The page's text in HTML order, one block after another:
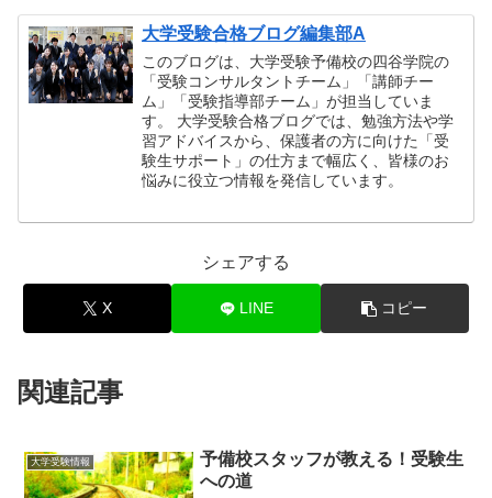
大学受験合格ブログ編集部A
このブログは、大学受験予備校の四谷学院の
「受験コンサルタントチーム」「講師チー
ム」「受験指導部チーム」が担当していま
す。 大学受験合格ブログでは、勉強方法や学
習アドバイスから、保護者の方に向けた「受
験生サポート」の仕方まで幅広く、皆様のお
悩みに役立つ情報を発信しています。
シェアする
X LINE コピー
関連記事
大学受験情報
予備校スタッフが教える！受験生
への道